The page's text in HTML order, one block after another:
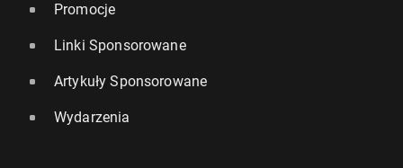
Promocje
Linki Sponsorowane
Artykuły Sponsorowane
Wydarzenia